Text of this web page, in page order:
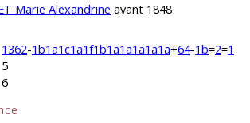
Marie Alexandrine avant 1848
1362-1b1a1c1a1f1b1a1a1a1a1a+64-1b=2=1
5
6